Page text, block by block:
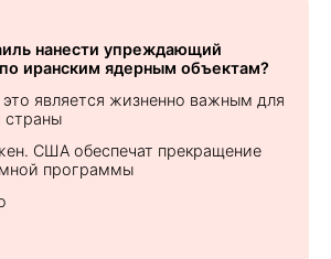
нанести упреждающий
иранским ядерным объектам?
является жизненно важным для
страны
США обеспечат прекращение
программы